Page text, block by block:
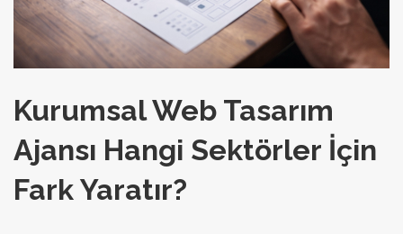
Kurumsal Web Tasarım
Ajansı Hangi Sektörler İçin
Fark Yaratır?